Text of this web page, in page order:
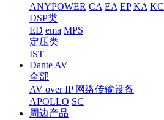
ANYPOWER CA EA EP KA KC
DSP类
ED ema MPS
定压类
IST
Dante AV
全部
AV over IP 网络传输设备
APOLLO SC
周边产品